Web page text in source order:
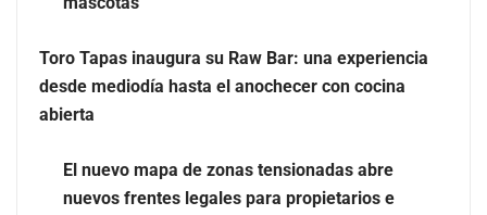
desde mediodía hasta el anochecer con cocina abierta
Toro Tapas inaugura su Raw Bar: una experiencia
desde mediodía hasta el anochecer con cocina
abierta
El nuevo mapa de zonas tensionadas abre
nuevos frentes legales para propietarios e